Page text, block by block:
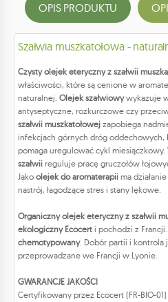
OPIS PRODUKTU
Szałwia muszkatołowa -
Czysty olejek eteryczny z szałwii
właściwości, które są cenione w
naturalnej. Olejek szałwiowywykazuje
antyseptyczne, rozkurczowe czy
szałwii muszkatołowej zapobiega
infekcjach górnych dróg oddechowych,
pomaga uregulować cykl miesiączkowy.
szałwii reguluje pracę gruczołów
Jako olejek do aromaterapii ma
nastrój, łagodzące stres i stany lękowe.
Organiczny olejek eteryczny z szałwii
ekologiczny Ecocert i pochodzi z
chemotypowany. Dobór partii i kontrola
przeprowadzane we Francji w Lyonie.
GWARANCJE JAKOŚCI
Certyfikowany przez Ecocert (FR-BIO-01)